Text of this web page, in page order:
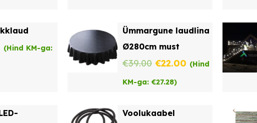
(Hind KM-ga:
Ümmargune laudlina
Ø280cm must
€39.00 Algne
hind
€39.00.
€22.00 Praegune
(Hind
KM-ga: €27.28)
Voolukaabel